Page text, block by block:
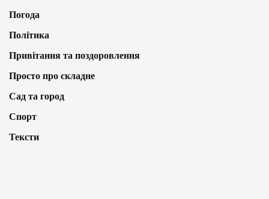
Погода
Політика
Привітання та поздоровлення
Просто про складне
Сад та город
Спорт
Тексти